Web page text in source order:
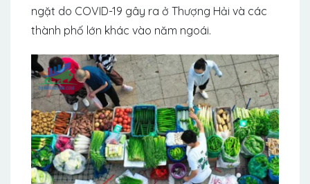
ngặt do COVID-19 gây ra ở Thượng Hải và các
thành phố lớn khác vào năm ngoái.